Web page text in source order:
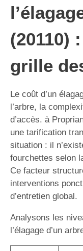
(20110)
grille
Le coût d’un
l’arbre, la
d’accès. à
une tarification
situation : il
fourchettes selon
Ce facteur
interventions
d’entretien global.
Analysons les
l’élagage d’un